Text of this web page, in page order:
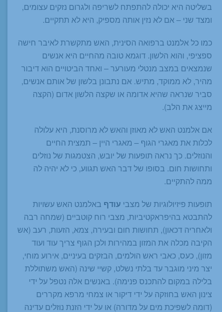
בשליטה היא יכולה להתפתח לשריפה ולגרום נזקים עצומים,
ומצד שני – אם לא נזין אותה מספיק, היא לא תתקיים.
כמו כל אלמנט ברפואה הסינית, האש מתקשרת לאיבר חישה
ספציפי, והוא הלשון. דוגמא טובה מהחיים היא אנשים
שנמצאים במצב מנטלי מעורער – ואחד הביטויים הוא דיבור
מהיר, לא ממוקד, מתיש. אם נתבונן בלשון של אותם אנשים,
סביר שנראה שהיא אדומה או שקצה הלשון אדום (הקצה
מייצג את הלב).
אם אלמנט האש לא מאוזן והאש לא מרוסנת, היא עלולה
לכלות את מאגרי הגוף – מאגרי היין – תמצית החיים
והנוזלים. כך נראה תופעות של יובש, הצטמגות של נוזלים
ותחושות חום. בסופו של דבר האש תגווע, כי לא יהיה לה
ממה להתקיים.
תופעות פיזיולוגיות של מצבי עודף באלמנט האש עשויות
להתבטא בהיפראקטיביות, מצבי רוח קוטביים (שמחה רבה
ולאחריה דכאון), תחושות חום ובעירה, צמא, הזעות, רעב (אש
הקיבה מכלה את המזון במהירות ולכן הגוף צריך עוד ועוד
מזון), כעס, כאבי ראש הולמים, הבזקים בעיניים, אירוע מוחי,
יצר מיני מוגבר עד בלתי נשלט, קשיי שינה (האש משתוללת
בלילה במקום להתכנס פנימה). באנשים אלה נטפל על ידי
צינון האש בחוזקה על ידי דיקור או צמחי מרפא מקררים
(דומה לשפיכת מים על מדורה) או על ידי הזנת נוזלים עדינה